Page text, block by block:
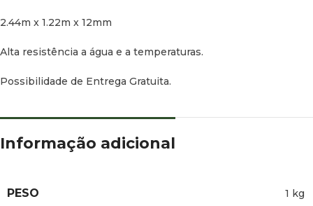
2.44m x 1.22m x 12mm
Alta resistência a água e a temperaturas.
Possibilidade de Entrega Gratuita.
Informação adicional
PESO 1 kg